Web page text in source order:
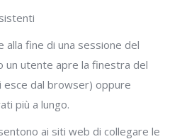
alla fine di una sessione del
un utente apre la finestra del
dal browser) oppure
più a lungo.
ai siti web di collegare le